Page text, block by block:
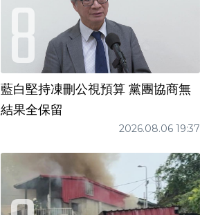
藍白堅持凍刪公視預算 黨團協商無
結果全保留
2026.08.06 19:37